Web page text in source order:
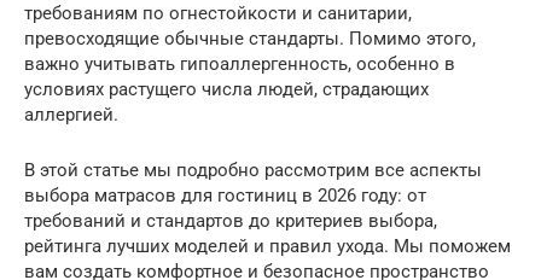
требованиям по огнестойкости и санитарии,
превосходящие обычные стандарты. Помимо этого,
важно учитывать гипоаллергенность, особенно в
условиях растущего числа людей, страдающих
аллергией.
В этой статье мы подробно рассмотрим все аспекты
выбора матрасов для гостиниц в 2026 году: от
требований и стандартов до критериев выбора,
рейтинга лучших моделей и правил ухода. Мы поможем
вам создать комфортное и безопасное пространство